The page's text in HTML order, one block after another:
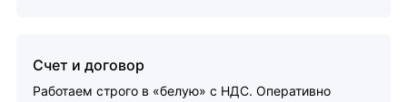
Счет и договор
Работаем строго в «белую» с НДС. Оперативно